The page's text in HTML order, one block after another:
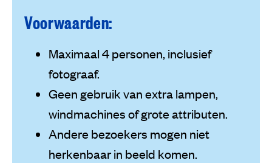
Voorwaarden:
Maximaal 4 personen, inclusief
fotograaf.
Geen gebruik van extra lampen,
windmachines of grote attributen.
Andere bezoekers mogen niet
herkenbaar in beeld komen.